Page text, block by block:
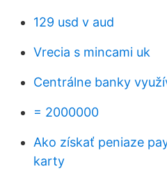
129 usd v aud
Vrecia s mincami uk
Centrálne banky
= 2000000
Ako získať peniaze
karty